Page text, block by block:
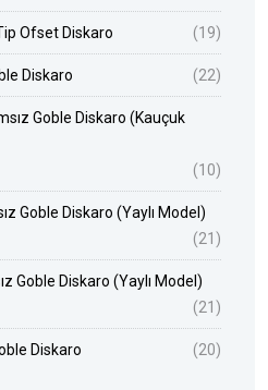
Ofset Diskaro (19)
Diskaro (22)
Goble Diskaro (Kauçuk
(10)
Goble Diskaro (Yaylı Model)
(21)
Goble Diskaro (Yaylı Model)
(21)
Diskaro (20)